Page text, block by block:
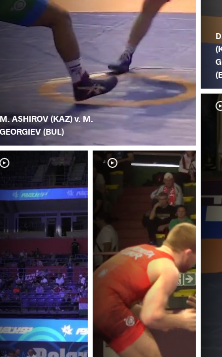
M. ASHIROV (KAZ) v. M.
GEORGIEV (BUL)